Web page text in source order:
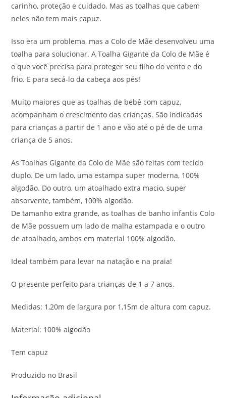
carinho, proteção e cuidado. Mas as toalhas que cabem
neles não tem mais capuz.
Isso era um problema, mas a Colo de Mãe desenvolveu uma
toalha para solucionar. A Toalha Gigante da Colo de Mãe é
o que você precisa para proteger seu filho do vento e do
frio. E para secá-lo da cabeça aos pés!
Muito maiores que as toalhas de bebê com capuz,
acompanham o crescimento das crianças. São indicadas
para crianças a partir de 1 ano e vão até o pé de de uma
criança de 5 anos.
As Toalhas Gigante da Colo de Mãe são feitas com tecido
duplo. De um lado, uma estampa super moderna, 100%
algodão. Do outro, um atoalhado extra macio, super
absorvente, também, 100% algodão.
De tamanho extra grande, as toalhas de banho infantis Colo
de Mãe possuem um lado de malha estampada e o outro
de atoalhado, ambos em material 100% algodão.
Ideal também para levar na natação e na praia!
O presente perfeito para crianças de 1 a 7 anos.
Medidas: 1,20m de largura por 1,15m de altura com capuz.
Material: 100% algodão
Tem capuz
Produzido no Brasil